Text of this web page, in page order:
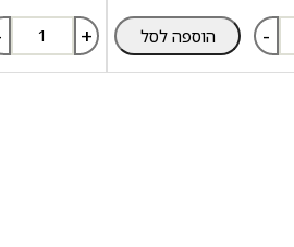
- הוספה לסל +